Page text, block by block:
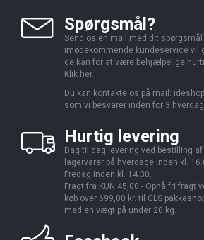
Spørgsmål?
Send os en mail med dit spørgsmål
imødekommende kundeservice vil
de kan for at være behjælpelige
Klik her.
Du kan kontakte os på mail:
som vi besvarer inden for 3
Hurtig levering
Dag til dag levering ved bestilling af
lagervarer på hverdage inden kl.
Fredag inden kl. 14.30.
Fragt fra KUN 45,00 - Opnå fri fragt
køb over 699,00 kr. til GLS
med en vægt på under 20 kg.